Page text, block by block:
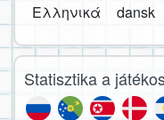
Ελληνικά
dansk
Statisztika a